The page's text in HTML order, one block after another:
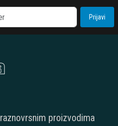
Prijavi
proizvodima